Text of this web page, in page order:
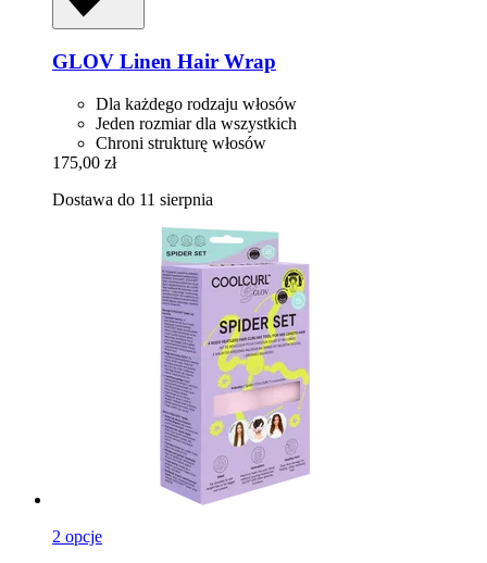
GLOV Linen Hair Wrap
Dla każdego rodzaju włosów
Jeden rozmiar dla wszystkich
Chroni strukturę włosów
175,00 zł
Dostawa do 11 sierpnia
2 opcje